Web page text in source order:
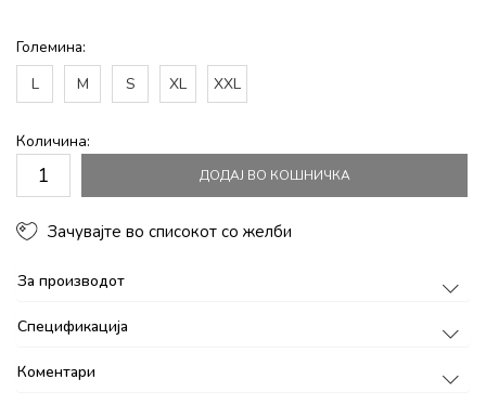
Големина:
L
M S XL XXL
Количина:
ДОДАЈ ВО КОШНИЧКА
Зачувајте во списокот со желби
За производот
Спецификација
Коментари